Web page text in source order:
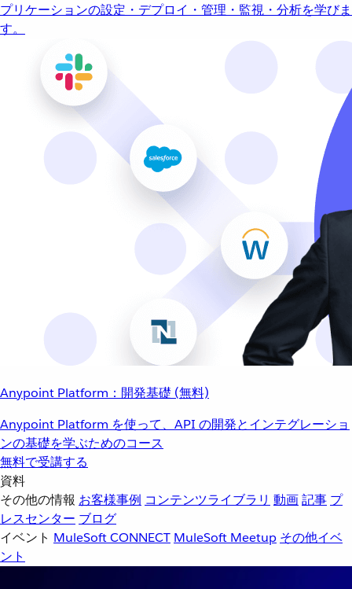
プリケーションの設定・デプロイ・管理・監視・分析を学びま
す。
Anypoint Platform：開発基礎 (無料)
Anypoint Platform を使って、API の開発とインテグレーショ
ンの基礎を学ぶためのコース
無料で受講する
資料
その他の情報 お客様事例 コンテンツライブラリ 動画記事 プ
レスセンター ブログ
イベント MuleSoft CONNECT MuleSoft Meetup その他イベ
ント